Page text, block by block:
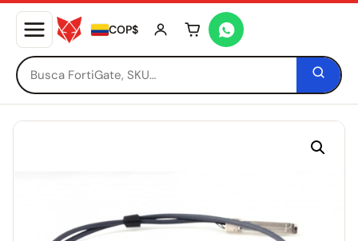
COP$ Tu carrito está vacío